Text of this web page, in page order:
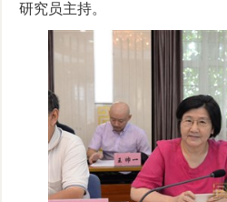
研究员主持。